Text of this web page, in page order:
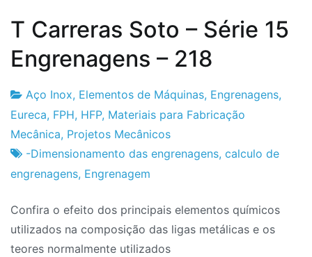
T Carreras Soto – Série 15
Engrenagens – 218
Fabrica
do
Projeto
21
de
Fevereiro
de
Aço Inox, Elementos de Máquinas, Engrenagens,
Eureca, FPH, HFP, Materiais para Fabricação
Mecânica, Projetos Mecânicos
-Dimensionamento das engrenagens, calculo de
engrenagens, Engrenagem
Confira o efeito dos principais elementos químicos
utilizados na composição das ligas metálicas e os
teores normalmente utilizados